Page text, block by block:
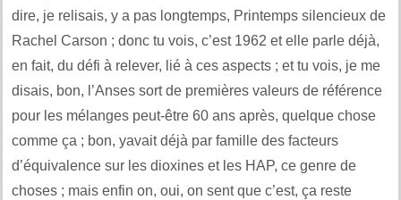
dire, je relisais, y a pas longtemps, Printemps silencieux de
Rachel Carson ; donc tu vois, c’est 1962 et elle parle déjà,
en fait, du défi à relever, lié à ces aspects ; et tu vois, je me
disais, bon, l’Anses sort de premières valeurs de référence
pour les mélanges peut-être 60 ans après, quelque chose
comme ça ; bon, yavait déjà par famille des facteurs
d’équivalence sur les dioxines et les HAP, ce genre de
choses ; mais enfin on, oui, on sent que c’est, ça reste